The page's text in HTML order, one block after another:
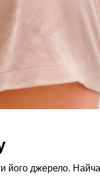
його джерело.